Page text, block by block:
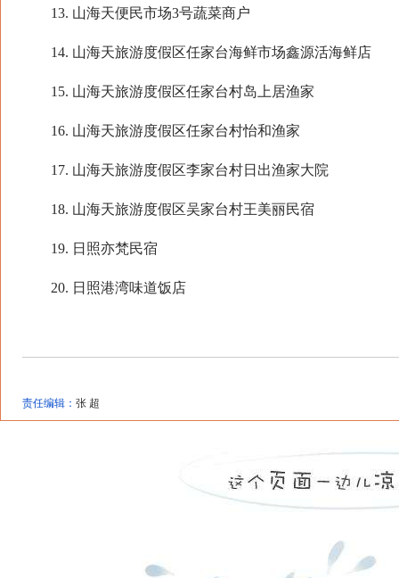
13. 山海天便民市场3号蔬菜商户
14. 山海天旅游度假区任家台海鲜市场鑫源活海鲜店
15. 山海天旅游度假区任家台村岛上居渔家
16. 山海天旅游度假区任家台村怡和渔家
17. 山海天旅游度假区李家台村日出渔家大院
18. 山海天旅游度假区吴家台村王美丽民宿
19. 日照亦梵民宿
20. 日照港湾味道饭店
责任编辑： 张 超